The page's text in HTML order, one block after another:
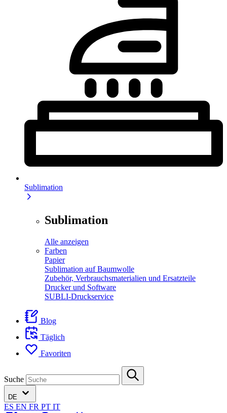
Sublimation
Sublimation
Alle anzeigen
Farben
Papier
Sublimation auf Baumwolle
Zubehör, Verbrauchsmaterialien und Ersatzteile
Drucker und Software
SUBLI-Druckservice
Blog
Täglich
Favoriten
Suche
DE
ES EN FR PT IT